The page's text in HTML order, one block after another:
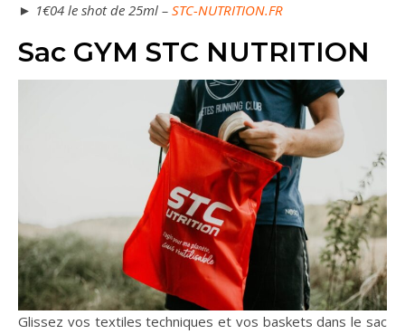
► 1€04 le shot de 25ml – STC-NUTRITION.FR
Sac GYM STC NUTRITION
Glissez vos textiles techniques et vos baskets dans le sac